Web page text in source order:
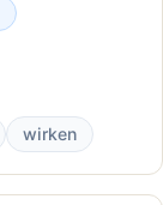
wirken